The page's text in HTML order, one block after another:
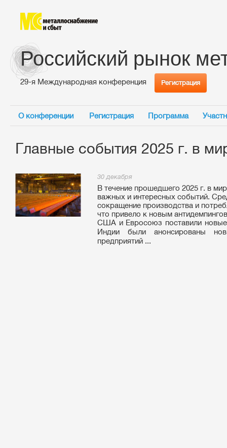
Российский рынок
29-я Международная конференция Регистрация
О конференции Регистрация Программа
Главные события 2025 г. в
30 декабря
В течение прошедшего 2025 г. в
важных и интересных событий.
сокращение производства и
что привело к новым
США и Евросоюз поставили новые
Индии были анонсированы
предприятий ...